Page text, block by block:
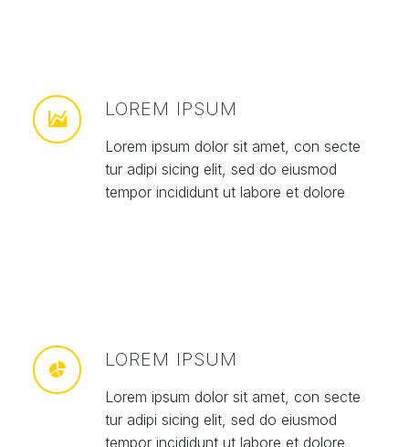
LOREM IPSUM
Lorem ipsum dolor sit amet, con secte
tur adipi sicing elit, sed do eiusmod
tempor incididunt ut labore et dolore
LOREM IPSUM
Lorem ipsum dolor sit amet, con secte
tur adipi sicing elit, sed do eiusmod
tempor incididunt ut labore et dolore